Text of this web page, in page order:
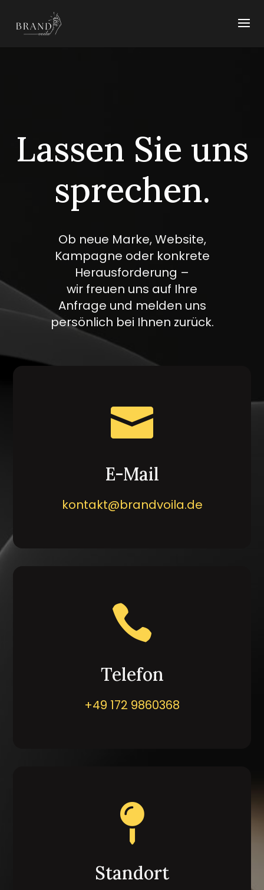
Lassen Sie uns
sprechen.
Ob neue Marke, Website,
Kampagne oder konkrete
Herausforderung –
wir freuen uns auf Ihre
Anfrage und melden uns
persönlich bei Ihnen zurück.

E-Mail
kontakt@brandvoila.de

Telefon
+49 172 9860368

Standort